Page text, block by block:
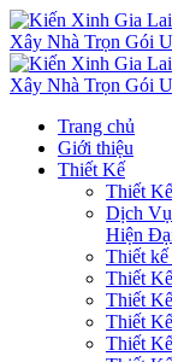
Trang chủ
Giới thiệu
Thiết Kế
Thiết
Dịch
Hiện
Thiết
Thiết
Thiết
Thiết
Thiết